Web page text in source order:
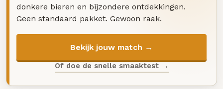
donkere bieren en bijzondere ontdekkingen.
Geen standaard pakket. Gewoon raak.
Bekijk jouw match →
Of doe de snelle smaaktest →